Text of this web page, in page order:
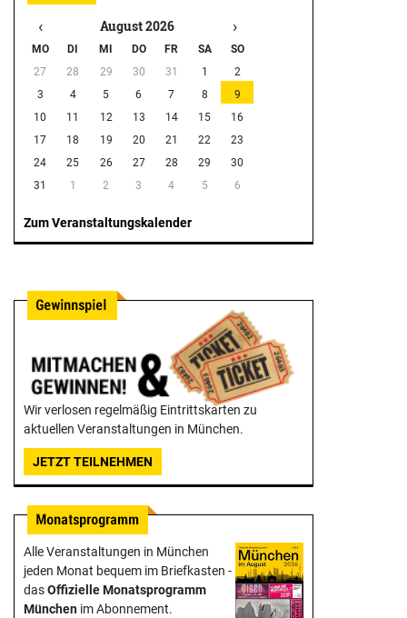
‹ August 2026 ›
MO DI MI DO FR SA
SO
27
28 29 30 31 1
2
3
4 5 6 7 8
9
10
11 12 13 14 15
16
17
18 19 20 21 22
23
24
25 26 27 28 29
30
31
1 2 3 4 5 6
Zum Veranstaltungskalender
Wir verlosen regelmäßig Eintrittskarten zu
aktuellen Veranstaltungen in München.
JETZT TEILNEHMEN
Alle Veranstaltungen in München
jeden Monat bequem im Briefkasten -
dasOffizielle Monats­programm
München im Abonnement.